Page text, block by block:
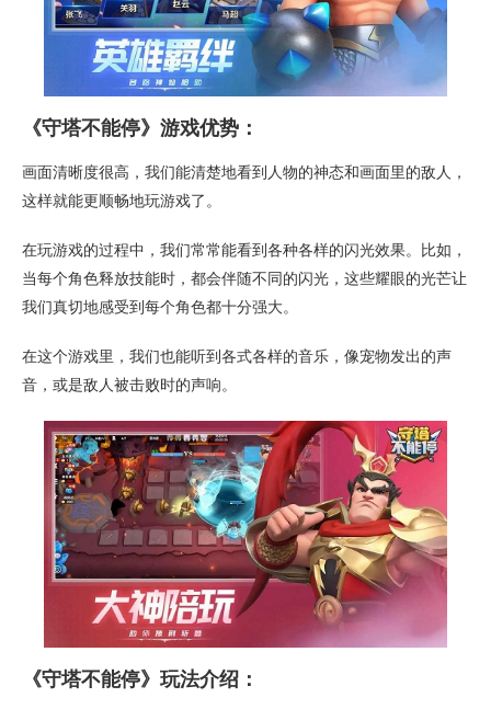
《守塔不能停》游戏优势：
画面清晰度很高，我们能清楚地看到人物的神态和画面里的敌人，
这样就能更顺畅地玩游戏了。
在玩游戏的过程中，我们常常能看到各种各样的闪光效果。比如，
当每个角色释放技能时，都会伴随不同的闪光，这些耀眼的光芒让
我们真切地感受到每个角色都十分强大。
在这个游戏里，我们也能听到各式各样的音乐，像宠物发出的声
音，或是敌人被击败时的声响。
《守塔不能停》玩法介绍：